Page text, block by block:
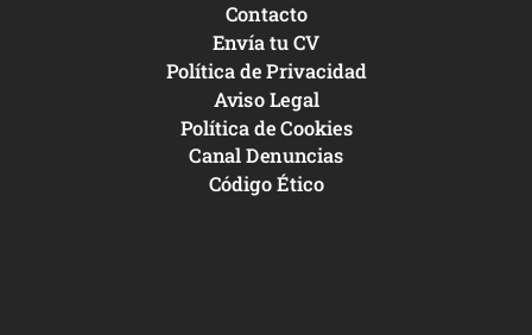
Contacto
Envía tu CV
Política de Privacidad
Aviso Legal
Política de Cookies
Canal Denuncias
Código Ético